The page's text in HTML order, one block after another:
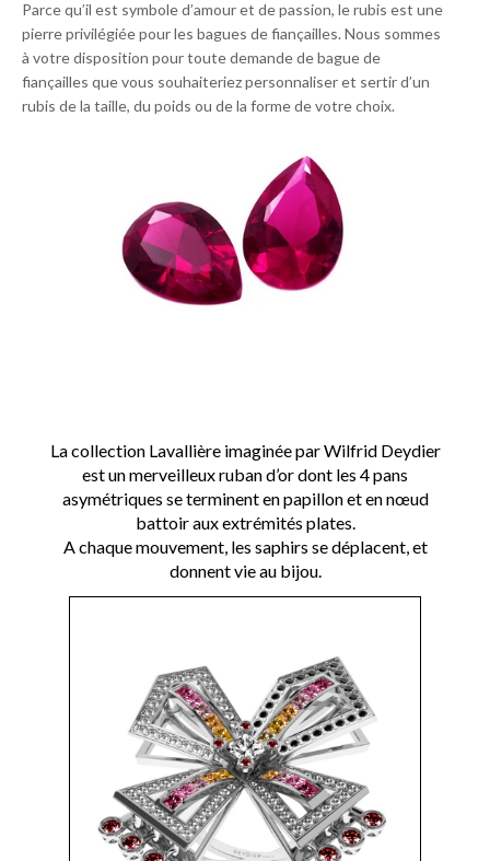
Parce qu’il est symbole d’amour et de passion, le rubis est une
pierre privilégiée pour les bagues de fiançailles. Nous sommes
à votre disposition pour toute demande de bague de
fiançailles que vous souhaiteriez personnaliser et sertir d’un
rubis de la taille, du poids ou de la forme de votre choix.
La collection Lavallière imaginée par Wilfrid Deydier
est un merveilleux ruban d’or dont les 4 pans
asymétriques se terminent en papillon et en nœud
battoir aux extrémités plates.
A chaque mouvement, les saphirs se déplacent, et
donnent vie au bijou.